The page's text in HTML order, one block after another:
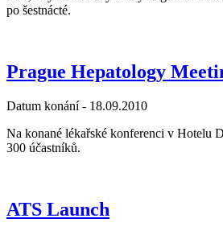
po šestnácté.
Prague Hepatology
Datum konání - 18.09.2010
Na konané lékařské konferenci v Hotelu
300 účastníků.
ATS Launch